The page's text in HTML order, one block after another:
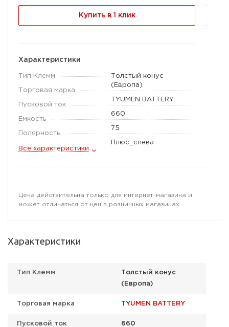
Купить в 1 клик
Характеристики
Тип Клемм
Толстый конус
(Европа)
Торговая марка
TYUMEN BATTERY
Пусковой ток
660
Емкость
75
Полярность
Плюс_слева
Все характеристики
Цена действительна только для интернет-магазина и
может отличаться от цен в розничных магазинах
Характеристики
Тип Клемм
Толстый конус
(Европа)
Торговая марка TYUMEN BATTERY
Пусковой ток 660